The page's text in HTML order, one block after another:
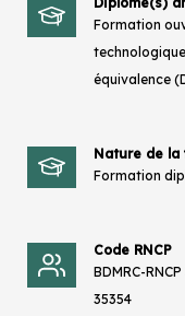
Formation
équivalence
Nature de la
Formation
Code RNCP
BDMRC-
35354